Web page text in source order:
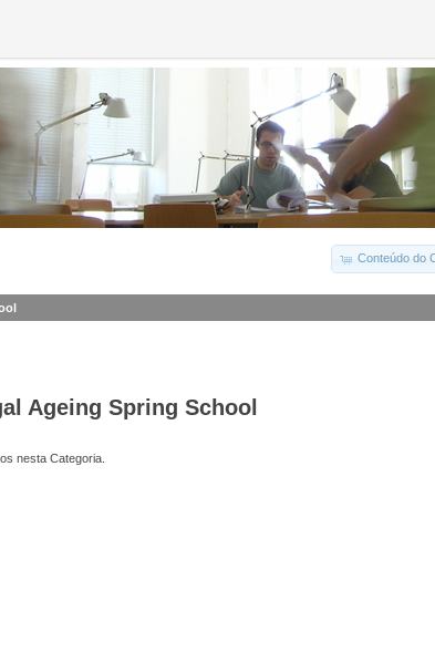
Conteúdo do
Ageing Spring School
nesta Categoria.